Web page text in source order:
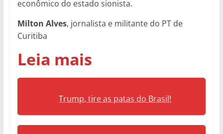
econômico do estado sionista.
Milton Alves, jornalista e militante do PT de
Curitiba
Leia mais
Trump, tire as patas do Brasil!